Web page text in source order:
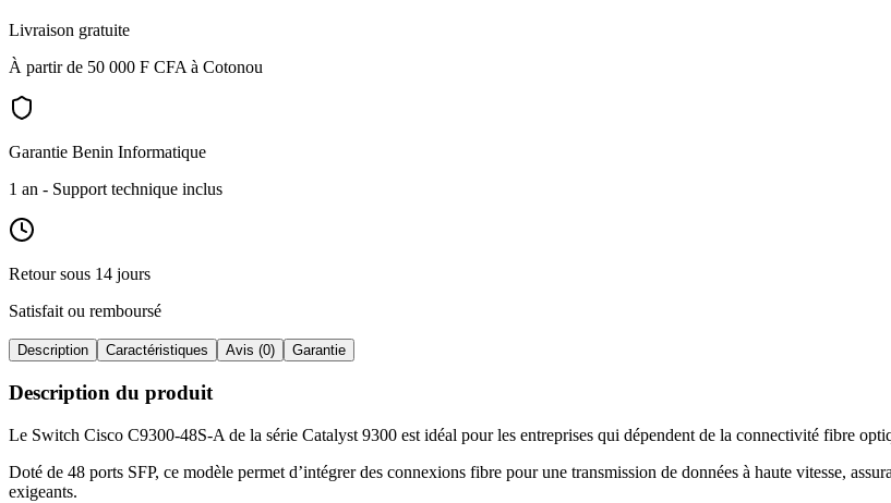
Livraison gratuite
À partir de 50 000 F CFA à Cotonou
Garantie Benin Informatique
1 an - Support technique inclus
Retour sous 14 jours
Satisfait ou remboursé
Description Caractéristiques Avis (0) Garantie
Description du produit
Le Switch Cisco C9300-48S-A de la série Catalyst 9300 est idéal pour les entreprises qui dépendent de la connectivité fibre
Doté de 48 ports SFP, ce modèle permet d’intégrer des connexions fibre pour une transmission de données à haute vitesse,
exigeants.